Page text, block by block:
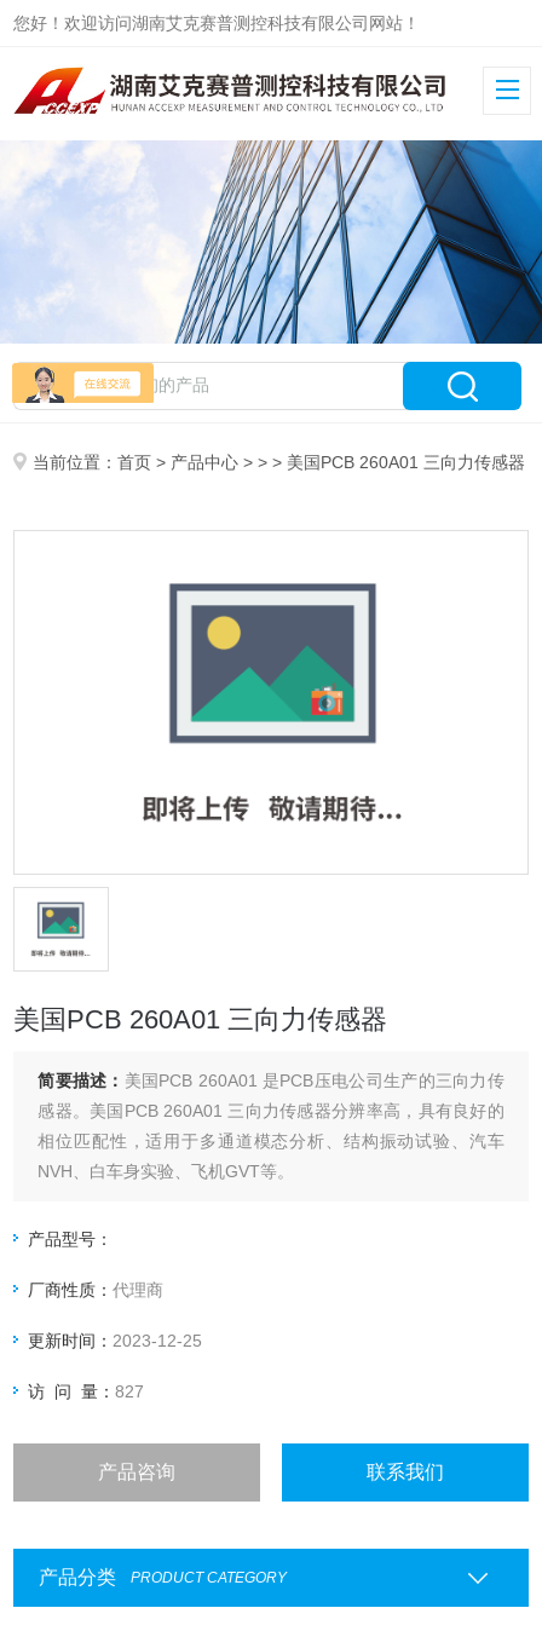
您好！欢迎访问湖南艾克赛普测控科技有限公司网站！
当前位置：首页 > 产品中心 > > > 美国PCB 260A01 三向力传感器
美国PCB 260A01 三向力传感器
简要描述： 美国PCB 260A01 是PCB压电公司生产的三向力传
感器。美国PCB 260A01 三向力传感器分辨率高，具有良好的
相位匹配性，适用于多通道模态分析、结构振动试验、汽车
NVH、白车身实验、飞机GVT等。
产品型号：
厂商性质：代理商
更新时间： 2023-12-25
访 问 量：827
产品咨询 联系我们
产品分类 PRODUCT CATEGORY